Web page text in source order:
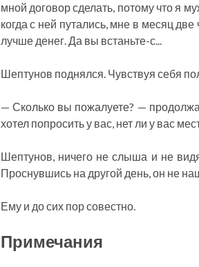
мной договор сделать, потому что я
когда с ней путались, мне в месяц
лучше денег. Да вы встаньте-с...
Шептунов поднялся. Чувствуя себя
— Сколько вы пожалуете? —
хотел попросить у вас, нет ли у вас
Шептунов, ничего не слыша и не
Проснувшись на другой день, он не
Ему и до сих пор совестно.
Примечания